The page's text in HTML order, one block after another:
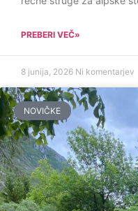
PREBERI VEČ»
8 junija, 2026 Ni komentarjev
NOVIČKE